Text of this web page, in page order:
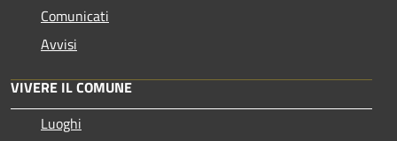
Comunicati
Avvisi
VIVERE IL COMUNE
Luoghi